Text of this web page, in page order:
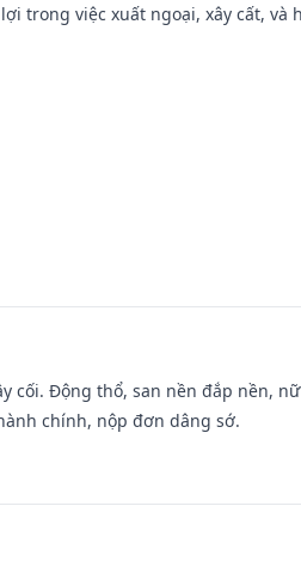
trong việc xuất ngoại, xây cất, và
cối. Động thổ, san nền đắp nền,
chính, nộp đơn dâng sớ.